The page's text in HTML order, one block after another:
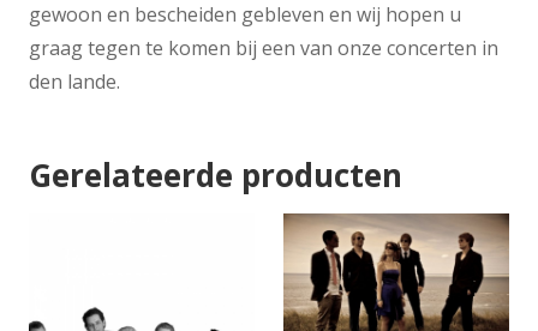
gewoon en bescheiden gebleven en wij hopen u
graag tegen te komen bij een van onze concerten in
den lande.
Gerelateerde producten